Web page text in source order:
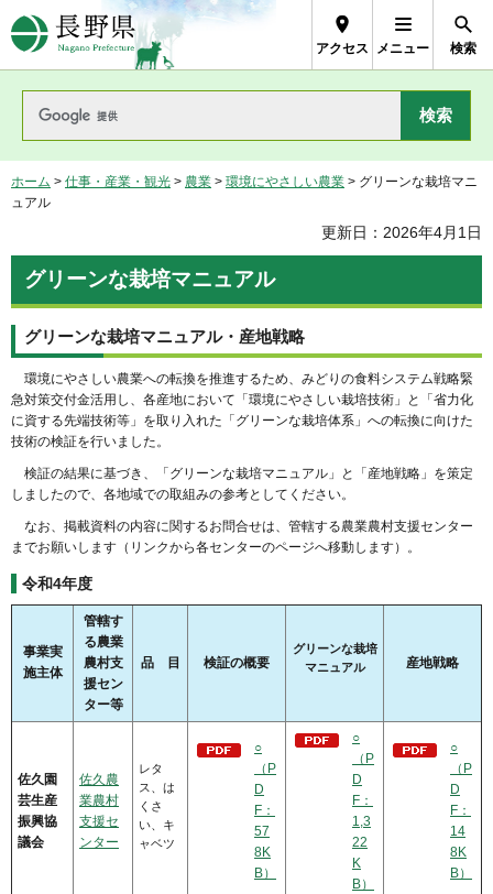
長野県Nagano Prefecture
アクセス メニュー 検索
ホーム > 仕事・産業・観光 > 農業 > 環境にやさしい農業 > グリーンな栽培マニ
ュアル
更新日：2026年4月1日
グリーンな栽培マニュアル
グリーンな栽培マニュアル・産地戦略
環境にやさしい農業への転換を推進するため、みどりの食料システム戦略緊
急対策交付金活用し、各産地において「環境にやさしい栽培技術」と「省力化
に資する先端技術等」を取り入れた「グリーンな栽培体系」への転換に向けた
技術の検証を行いました。
検証の結果に基づき、「グリーンな栽培マニュアル」と「産地戦略」を策定
しましたので、各地域での取組みの参考としてください。
なお、掲載資料の内容に関するお問合せは、管轄する農業農村支援センター
までお願いします（リンクから各センターのページへ移動します）。
令和4年度
事業実
施主体
管轄す
る農業
農村支
援セン
ター等
品 目 検証の概要
グリーンな栽培
マニュアル
産地戦略
佐久園
芸生産
振興協
議会
佐久農
業農村
支援セ
ンター
レタ
ス、は
くさ
い、キ
ャベツ
○
（P
D
F：
57
8K
B）
○
（P
D
F：
1,3
22
K
B）
○
（P
D
F：
14
8K
B）